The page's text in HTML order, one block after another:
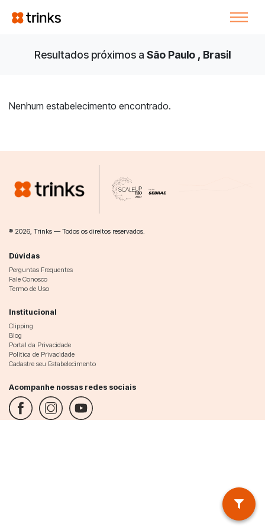
Resultados próximos a São Paulo , Brasil
Nenhum estabelecimento encontrado.
® 2026, Trinks — Todos os direitos reservados.
Dúvidas
Perguntas Frequentes
Fale Conosco
Termo de Uso
Institucional
Clipping
Blog
Portal da Privacidade
Política de Privacidade
Cadastre seu Estabelecimento
Acompanhe nossas redes sociais